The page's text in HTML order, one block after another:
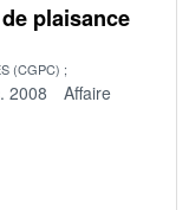
plaisance
(CGPC)
2008
Affaire